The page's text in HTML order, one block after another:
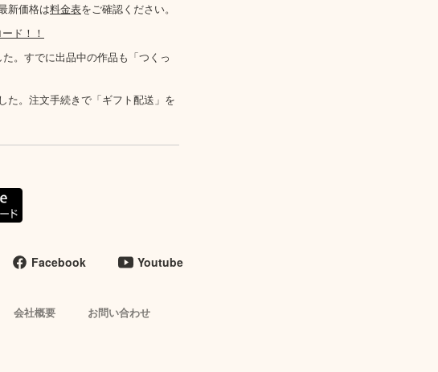
新価格は料金表をご確認ください。
ド！！
。すでに出品中の作品も「つくっ
た。注文手続きで「ギフト配送」を
Facebook Youtube
会社概要 お問い合わせ